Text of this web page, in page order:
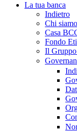
La tua banca
Indietro
Chi siamo
Casa
Fondo
Il